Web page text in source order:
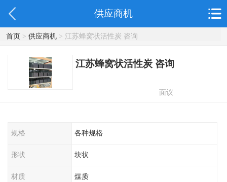
供应商机
首页> 供应商机> 江苏蜂窝状活性炭 咨询
江苏蜂窝状活性炭 咨询
面议
规格 各种规格
形状 块状
材质 煤质